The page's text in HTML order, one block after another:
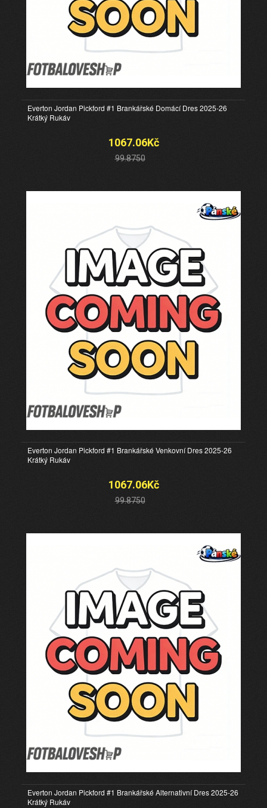
Everton Jordan Pickford #1 Brankářské Domácí Dres 2025-26
Krátký Rukáv
1067.06Kč
99.8750
Everton Jordan Pickford #1 Brankářské Venkovní Dres 2025-26
Krátký Rukáv
1067.06Kč
99.8750
Everton Jordan Pickford #1 Brankářské Alternativní Dres 2025-26
Krátký Rukáv